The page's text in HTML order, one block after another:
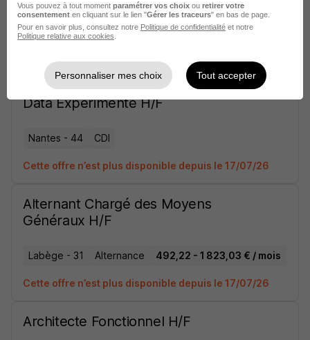
Lyon - 69 CDI
Product Owner - Consultant AMOA
Data Expérimenté H/F
Nantes - 44 CDI
Cette offre n’est plus disponible depuis le 17/07/26
Alternant Chargé des Moyens
Généraux H/F
Labège - 31 Alternance 492,22 - 1 823,03 € / mois
Cette offre n’est plus disponible depuis le 17/07/26
Architecte Fonctionnel H/F
Vous pouvez à tout moment paramétrer vos choix ou retirer votre
consentement en cliquant sur le lien "Gérer les traceurs" en bas de page.
Pour en savoir plus, consultez notre Politique de confidentialité et notre
Politique relative aux cookies
Personnaliser mes choix Tout accepter